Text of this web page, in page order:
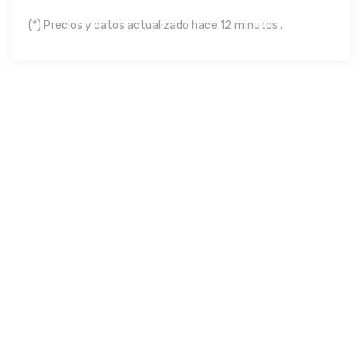
(*) Precios y datos actualizado hace 12 minutos .